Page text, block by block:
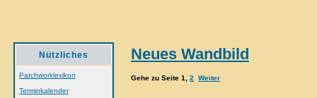
Nützliches
Patchworklexikon
Terminkalender
Neues Wandbild
Gehe zu Seite 1 2 Weiter